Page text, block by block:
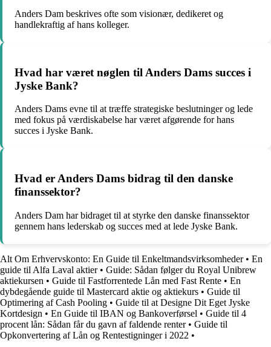
Anders Dam beskrives ofte som visionær, dedikeret og
handlekraftig af hans kolleger.
Hvad har været nøglen til Anders Dams succes i
Jyske Bank?
Anders Dams evne til at træffe strategiske beslutninger og lede
med fokus på værdiskabelse har været afgørende for hans
succes i Jyske Bank.
Hvad er Anders Dams bidrag til den danske
finanssektor?
Anders Dam har bidraget til at styrke den danske finanssektor
gennem hans lederskab og succes med at lede Jyske Bank.
Alt Om Erhvervskonto: En Guide til Enkeltmandsvirksomheder• En
guide til Alfa Laval aktier• Guide: Sådan følger du Royal Unibrew
aktiekursen • Guide til Fastforrentede Lån med Fast Rente • En
dybdegående guide til Mastercard aktie og aktiekurs • Guide til
Optimering af Cash Pooling • Guide til at Designe Dit Eget Jyske
Kortdesign • En Guide til IBAN og Bankoverførsel • Guide til 4
procent lån: Sådan får du gavn af faldende renter• Guide til
Opkonvertering af Lån og Rentestigninger i 2022 •